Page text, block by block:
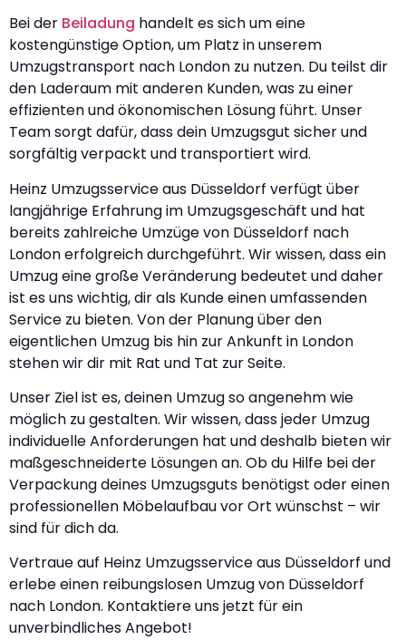
Bei der Beiladung handelt es sich um eine
kostengünstige Option, um Platz in unserem
Umzugstransport nach London zu nutzen. Du teilst dir
den Laderaum mit anderen Kunden, was zu einer
effizienten und ökonomischen Lösung führt. Unser
Team sorgt dafür, dass dein Umzugsgut sicher und
sorgfältig verpackt und transportiert wird.
Heinz Umzugsservice aus Düsseldorf verfügt über
langjährige Erfahrung im Umzugsgeschäft und hat
bereits zahlreiche Umzüge von Düsseldorf nach
London erfolgreich durchgeführt. Wir wissen, dass ein
Umzug eine große Veränderung bedeutet und daher
ist es uns wichtig, dir als Kunde einen umfassenden
Service zu bieten. Von der Planung über den
eigentlichen Umzug bis hin zur Ankunft in London
stehen wir dir mit Rat und Tat zur Seite.
Unser Ziel ist es, deinen Umzug so angenehm wie
möglich zu gestalten. Wir wissen, dass jeder Umzug
individuelle Anforderungen hat und deshalb bieten wir
maßgeschneiderte Lösungen an. Ob du Hilfe bei der
Verpackung deines Umzugsguts benötigst oder einen
professionellen Möbelaufbau vor Ort wünschst – wir
sind für dich da.
Vertraue auf Heinz Umzugsservice aus Düsseldorf und
erlebe einen reibungslosen Umzug von Düsseldorf
nach London. Kontaktiere uns jetzt für ein
unverbindliches Angebot!